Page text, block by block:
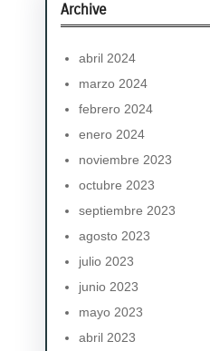
r
Archive
abril 2024
marzo 2024
febrero 2024
enero 2024
noviembre 2023
octubre 2023
septiembre 2023
agosto 2023
julio 2023
junio 2023
mayo 2023
abril 2023